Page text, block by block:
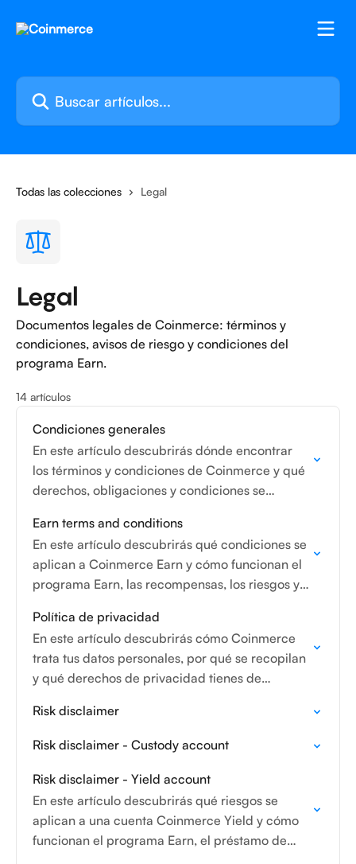
Buscar artículos...
Todas las colecciones Legal
Legal
Documentos legales de Coinmerce: términos y
condiciones, avisos de riesgo y condiciones del
programa Earn.
14 artículos
Condiciones generales
En este artículo descubrirás dónde encontrar
los términos y condiciones de Coinmerce y qué
derechos, obligaciones y condiciones se
de…
Earn terms and conditions
En este artículo descubrirás qué condiciones se
aplican a Coinmerce Earn y cómo funcionan el
programa Earn, las recompensas, los riesgos y
Política de privacidad
En este artículo descubrirás cómo Coinmerce
trata tus datos personales, por qué se recopilan
y qué derechos de privacidad tienes de
Risk disclaimer
Risk disclaimer - Custody account
Risk disclaimer - Yield account
En este artículo descubrirás qué riesgos se
aplican a una cuenta Coinmerce Yield y cómo
funcionan el programa Earn, el préstamo de